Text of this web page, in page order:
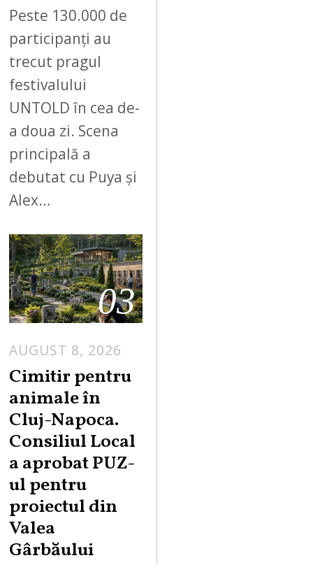
Peste 130.000 de
participanți au
trecut pragul
festivalului
UNTOLD în cea de-
a doua zi. Scena
principală a
debutat cu Puya și
Alex…
03
AUGUST 8, 2026
Cimitir pentru
animale în
Cluj-Napoca.
Consiliul Local
a aprobat PUZ-
ul pentru
proiectul din
Valea
Gârbăului